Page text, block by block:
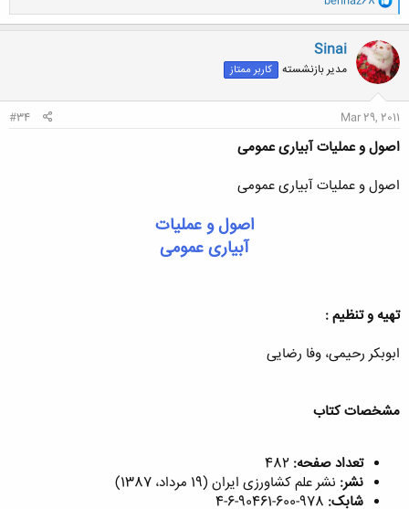
ا
ک
ن
ش
ه
ا
Sinai
مدیر بازنشسته کاربر ممتاز
Mar 29, 2011
#34
اصول و عملیات آبیاری عمومی
اصول و عملیات آبیاری عمومی
اصول و عملیات
آبیاری عمومی
تهيه و تنظيم :
ابوبکر رحیمی، وفا رضایی
مشخصات کتاب
تعداد صفحه:
نشر: نشر علم کشاورزی ایران (19 مرداد، 1387)
شابک: